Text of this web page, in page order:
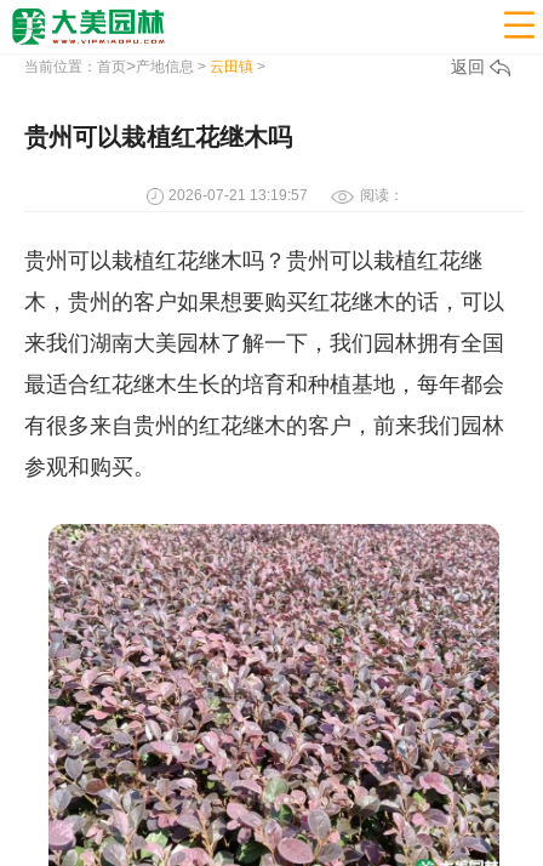

当前位置： 首页>产地信息 > 云田镇> 返回
贵州可以栽植红花继木吗
2026-07-21 13:19:57 阅读：
贵州可以栽植红花继木吗？贵州可以栽植红花继
木，贵州的客户如果想要购买红花继木的话，可以
来我们湖南大美园林了解一下，我们园林拥有全国
最适合红花继木生长的培育和种植基地，每年都会
有很多来自贵州的红花继木的客户，前来我们园林
参观和购买。